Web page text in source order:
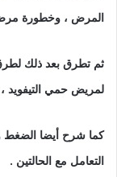
المرض ، وخطورة
ثم تطرق بعد ذلك لطرق
لمريض حمي التيفويد
كما شرح أيضا الضغط
التعامل مع الحالتين .